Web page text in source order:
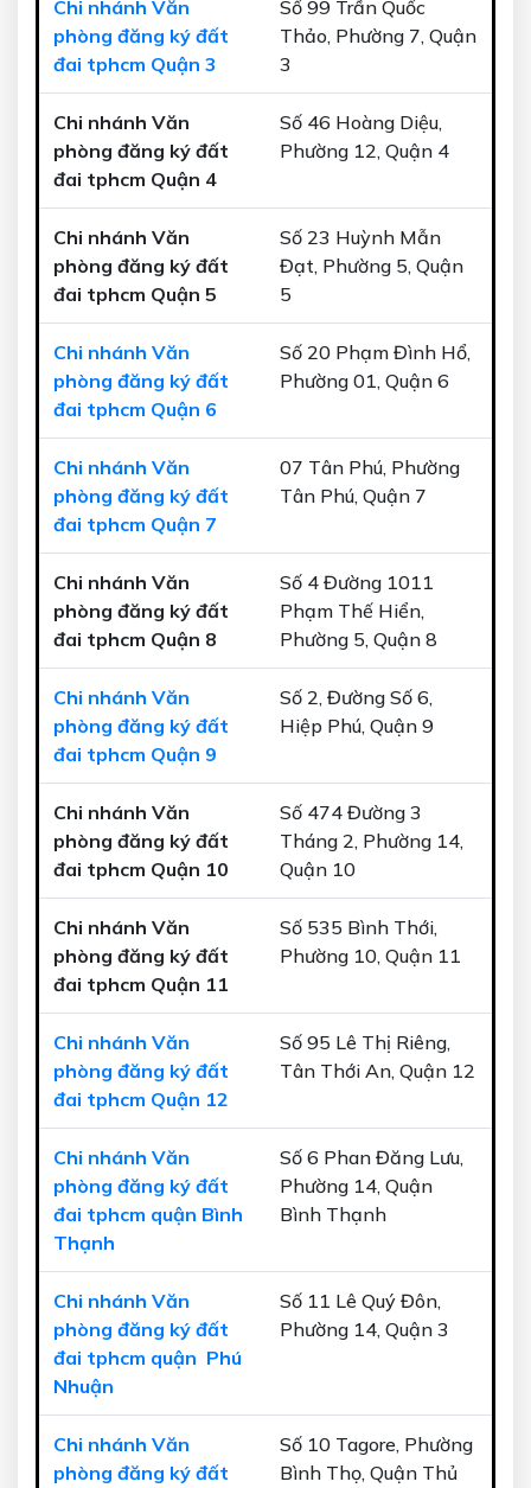
Chi nhánh Văn
phòng đăng ký đất
đai tphcm Quận 3
Số 99 Trần Quốc
Thảo, Phường 7, Quận
3
Chi nhánh Văn
phòng đăng ký đất
đai tphcm Quận 4
Số 46 Hoàng Diệu,
Phường 12, Quận 4
Chi nhánh Văn
phòng đăng ký đất
đai tphcm Quận 5
Số 23 Huỳnh Mẫn
Đạt, Phường 5, Quận
5
Chi nhánh Văn
phòng đăng ký đất
đai tphcm Quận 6
Số 20 Phạm Đình Hổ,
Phường 01, Quận 6
Chi nhánh Văn
phòng đăng ký đất
đai tphcm Quận 7
07 Tân Phú, Phường
Tân Phú, Quận 7
Chi nhánh Văn
phòng đăng ký đất
đai tphcm Quận 8
Số 4 Đường 1011
Phạm Thế Hiển,
Phường 5, Quận 8
Chi nhánh Văn
phòng đăng ký đất
đai tphcm Quận 9
Số 2, Đường Số 6,
Hiệp Phú, Quận 9
Chi nhánh Văn
phòng đăng ký đất
đai tphcm Quận 10
Số 474 Đường 3
Tháng 2, Phường 14,
Quận 10
Chi nhánh Văn
phòng đăng ký đất
đai tphcm Quận 11
Số 535 Bình Thới,
Phường 10, Quận 11
Chi nhánh Văn
phòng đăng ký đất
đai tphcm Quận 12
Số 95 Lê Thị Riêng,
Tân Thới An, Quận 12
Chi nhánh Văn
phòng đăng ký đất
đai tphcm quận Bình
Thạnh
Số 6 Phan Đăng Lưu,
Phường 14, Quận
Bình Thạnh
Chi nhánh Văn
phòng đăng ký đất
đai tphcm quận Phú
Nhuận
Số 11 Lê Quý Đôn,
Phường 14, Quận 3
Chi nhánh Văn
phòng đăng ký đất
Số 10 Tagore, Phường
Bình Thọ, Quận Thủ